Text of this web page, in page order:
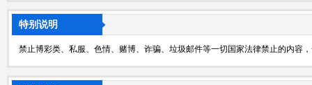
特别说明
禁止博彩类、私服、色情、赌博、诈骗、垃圾邮件等一切国家法律禁止的内容